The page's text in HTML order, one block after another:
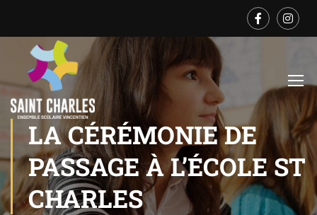
LA CÉRÉMONIE DE
PASSAGE À L’ÉCOLE ST
CHARLES